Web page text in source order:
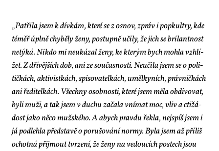
„Pa­t­ři­la jsem k dív­kám, kte­ré se z os­nov, zpráv i po­p­kul­try, kde
téměř úpl­ně chy­bě­ly že­ny, po­stup­ně uči­ly, že jich se bri­lant­nost
ne­tý­ká. Ni­kdo mi ne­u­ká­zal že­ny, ke kte­rým bych moh­la vzhlí­
žet. Z dří­věj­ších dob, ani ze sou­čas­nos­ti. Ne­u­či­la jsem se o po­li­
tič­kách, ak­ti­vist­kách, spi­so­va­tel­kách, uměl­ky­ních, práv­nič­kách
ani ře­di­tel­kách. Všech­ny osob­nos­ti, kte­ré jsem mě­la ob­di­vo­vat,
by­li muži, a tak jsem v du­chu za­ča­la vní­mat moc, vliv a cti­žá­
dost ja­ko ně­co muž­ské­ho. A abych prav­du řek­la, nej­spíš jsem i
já pod­leh­la před­sta­vě o po­ru­šo­vá­ní nor­my. By­la jsem až pří­liš
ochot­ná při­jmout tvr­ze­ní, že že­ny na ve­dou­cích postech jsou